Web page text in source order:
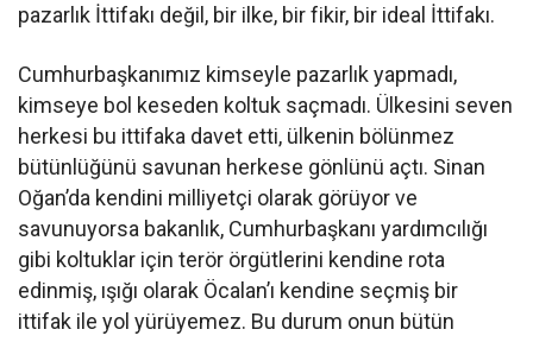
pazarlık İttifakı değil, bir ilke, bir fikir, bir ideal İttifakı.
Cumhurbaşkanımız kimseyle pazarlık yapmadı,
kimseye bol keseden koltuk saçmadı. Ülkesini seven
herkesi bu ittifaka davet etti, ülkenin bölünmez
bütünlüğünü savunan herkese gönlünü açtı. Sinan
Oğan’da kendini milliyetçi olarak görüyor ve
savunuyorsa bakanlık, Cumhurbaşkanı yardımcılığı
gibi koltuklar için terör örgütlerini kendine rota
edinmiş, ışığı olarak Öcalan’ı kendine seçmiş bir
ittifak ile yol yürüyemez. Bu durum onun bütün